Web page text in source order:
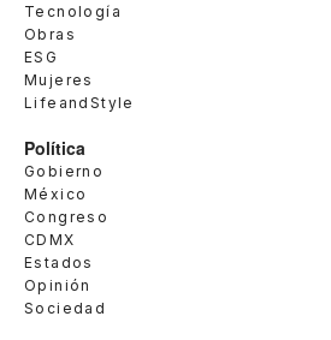
Tecnología
Obras
ESG
Mujeres
LifeandStyle
Política
Gobierno
México
Congreso
CDMX
Estados
Opinión
Sociedad